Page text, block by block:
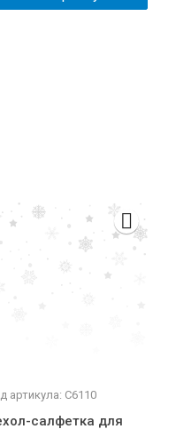
артикула: С6110
салфетка для